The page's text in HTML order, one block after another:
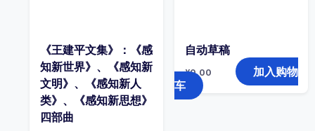
《王建平文集》：《感
知新世界》、《感知新
文明》、《感知新人
类》、《感知新思想》
四部曲
自动草稿
¥0.00
加入购物
车